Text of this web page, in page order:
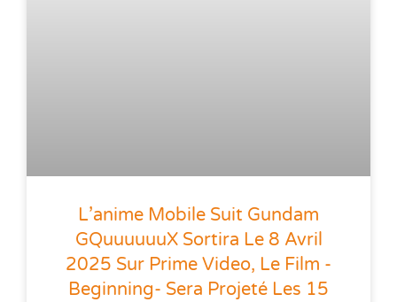
L’anime Mobile Suit Gundam
GQuuuuuuX Sortira Le 8 Avril
2025 Sur Prime Video, Le Film -
Beginning- Sera Projeté Les 15